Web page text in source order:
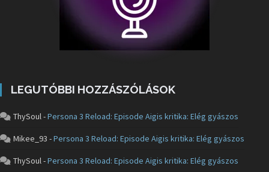
LEGUTÓBBI HOZZÁSZÓLÁSOK
ThySoul-Persona 3 Reload: Episode Aigis kritika: Elég gyászos
Mikee_93 -Persona 3 Reload: Episode Aigis kritika: Elég gyászos
ThySoul-Persona 3 Reload: Episode Aigis kritika: Elég gyászos